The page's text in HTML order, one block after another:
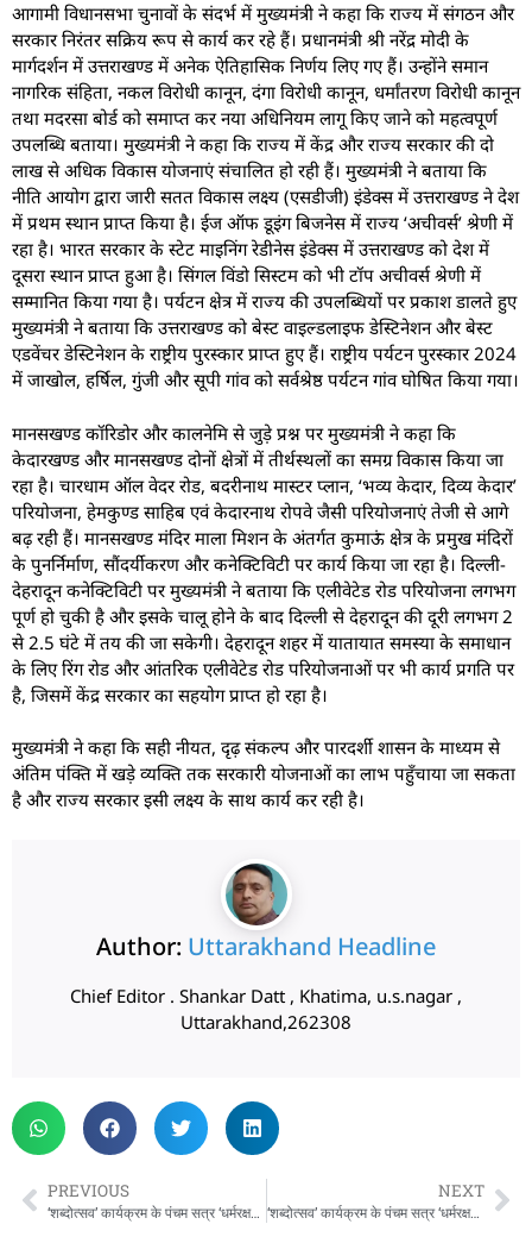
आगामी विधानसभा चुनावों के संदर्भ में मुख्यमंत्री ने कहा कि राज्य में संगठन और
सरकार निरंतर सक्रिय रूप से कार्य कर रहे हैं। प्रधानमंत्री श्री नरेंद्र मोदी के
मार्गदर्शन में उत्तराखण्ड में अनेक ऐतिहासिक निर्णय लिए गए हैं। उन्होंने समान
नागरिक संहिता, नकल विरोधी कानून, दंगा विरोधी कानून, धर्मांतरण विरोधी कानून
तथा मदरसा बोर्ड को समाप्त कर नया अधिनियम लागू किए जाने को महत्वपूर्ण
उपलब्धि बताया। मुख्यमंत्री ने कहा कि राज्य में केंद्र और राज्य सरकार की दो
लाख से अधिक विकास योजनाएं संचालित हो रही हैं। मुख्यमंत्री ने बताया कि
नीति आयोग द्वारा जारी सतत विकास लक्ष्य (एसडीजी) इंडेक्स में उत्तराखण्ड ने देश
में प्रथम स्थान प्राप्त किया है। ईज ऑफ डूइंग बिजनेस में राज्य ‘अचीवर्स’ श्रेणी में
रहा है। भारत सरकार के स्टेट माइनिंग रेडीनेस इंडेक्स में उत्तराखण्ड को देश में
दूसरा स्थान प्राप्त हुआ है। सिंगल विंडो सिस्टम को भी टॉप अचीवर्स श्रेणी में
सम्मानित किया गया है। पर्यटन क्षेत्र में राज्य की उपलब्धियों पर प्रकाश डालते हुए
मुख्यमंत्री ने बताया कि उत्तराखण्ड को बेस्ट वाइल्डलाइफ डेस्टिनेशन और बेस्ट
एडवेंचर डेस्टिनेशन के राष्ट्रीय पुरस्कार प्राप्त हुए हैं। राष्ट्रीय पर्यटन पुरस्कार 2024
में जाखोल, हर्षिल, गुंजी और सूपी गांव को सर्वश्रेष्ठ पर्यटन गांव घोषित किया गया।
मानसखण्ड कॉरिडोर और कालनेमि से जुड़े प्रश्न पर मुख्यमंत्री ने कहा कि
केदारखण्ड और मानसखण्ड दोनों क्षेत्रों में तीर्थस्थलों का समग्र विकास किया जा
रहा है। चारधाम ऑल वेदर रोड, बदरीनाथ मास्टर प्लान, ‘भव्य केदार, दिव्य केदार’
परियोजना, हेमकुण्ड साहिब एवं केदारनाथ रोपवे जैसी परियोजनाएं तेजी से आगे
बढ़ रही हैं। मानसखण्ड मंदिर माला मिशन के अंतर्गत कुमाऊं क्षेत्र के प्रमुख मंदिरों
के पुनर्निर्माण, सौंदर्यीकरण और कनेक्टिविटी पर कार्य किया जा रहा है। दिल्ली-
देहरादून कनेक्टिविटी पर मुख्यमंत्री ने बताया कि एलीवेटेड रोड परियोजना लगभग
पूर्ण हो चुकी है और इसके चालू होने के बाद दिल्ली से देहरादून की दूरी लगभग 2
से 2.5 घंटे में तय की जा सकेगी। देहरादून शहर में यातायात समस्या के समाधान
के लिए रिंग रोड और आंतरिक एलीवेटेड रोड परियोजनाओं पर भी कार्य प्रगति पर
है, जिसमें केंद्र सरकार का सहयोग प्राप्त हो रहा है।
मुख्यमंत्री ने कहा कि सही नीयत, दृढ़ संकल्प और पारदर्शी शासन के माध्यम से
अंतिम पंक्ति में खड़े व्यक्ति तक सरकारी योजनाओं का लाभ पहुँचाया जा सकता
है और राज्य सरकार इसी लक्ष्य के साथ कार्य कर रही है।
Author: Uttarakhand Headline
Chief Editor . Shankar Datt , Khatima, u.s.nagar ,
Uttarakhand,262308
PREVIOUS
‘शब्दोत्सव’ कार्यक्रम के पंचम सत्र ‘धर्मरक्षक धामी’ में पहुंचे मुख्यमंत्री पुष्कर सिंह धामी
NEXT
‘शब्दोत्सव’ कार्यक्रम के पंचम सत्र ‘धर्मरक्षक धामी’ में पहुंचे मुख्यमंत्री पुष्कर सिंह धामी